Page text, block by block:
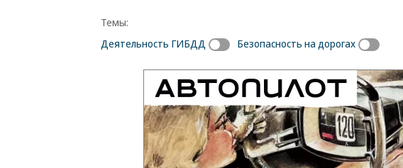
Темы:
Деятельность ГИБДД
Безопасность на дорогах